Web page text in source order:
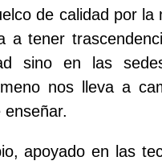
de calidad por la
a tener
sino en las
nos lleva a
apoyado en las